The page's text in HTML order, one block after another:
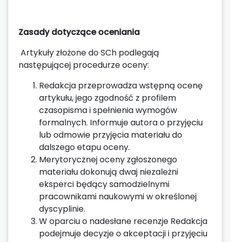
Zasady dotyczące oceniania
Artykuły złożone do SCh podlegają
następującej procedurze oceny:
Redakcja przeprowadza wstępną ocenę
artykułu, jego zgodność z profilem
czasopisma i spełnienia wymogów
formalnych. Informuje autora o przyjęciu
lub odmowie przyjęcia materiału do
dalszego etapu oceny.
Merytorycznej oceny zgłoszonego
materiału dokonują dwaj niezależni
eksperci będący samodzielnymi
pracownikami naukowymi w określonej
dyscyplinie.
W oparciu o nadesłane recenzje Redakcja
podejmuje decyzje o akceptacji i przyjęciu